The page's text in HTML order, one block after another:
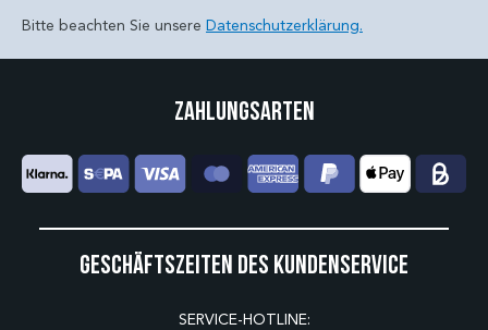
Bitte beachten Sie unsere Datenschutzerklärung.
Geschäftszeiten des Kundenservice
SERVICE-HOTLINE:
Zahlungsarten